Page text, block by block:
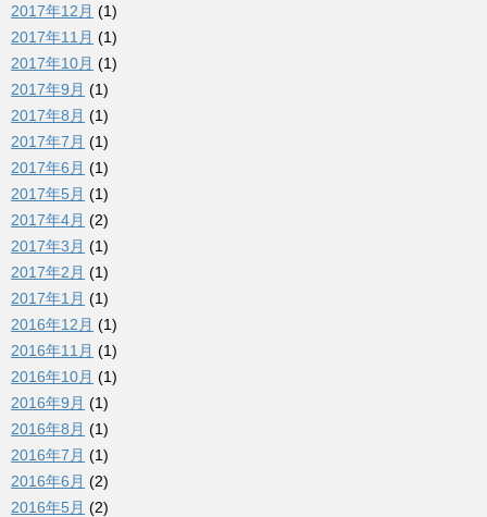
2017年12月 (1)
2017年11月 (1)
2017年10月 (1)
2017年9月 (1)
2017年8月 (1)
2017年7月 (1)
2017年6月 (1)
2017年5月 (1)
2017年4月 (2)
2017年3月 (1)
2017年2月 (1)
2017年1月 (1)
2016年12月 (1)
2016年11月 (1)
2016年10月 (1)
2016年9月 (1)
2016年8月 (1)
2016年7月 (1)
2016年6月 (2)
2016年5月 (2)